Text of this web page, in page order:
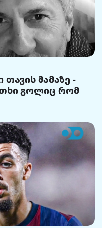
მამაზე -
გოლიც რომ